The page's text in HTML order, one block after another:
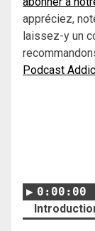
appréciez,
laissez-y un
Podcast
0:00:00